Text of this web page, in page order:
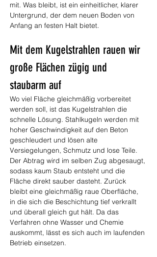
mit. Was bleibt, ist ein einheitlicher, klarer
Untergrund, der dem neuen Boden von
Anfang an festen Halt bietet.
Mit dem Kugelstrahlen rauen wir
große Flächen zügig und
staubarm auf
Wo viel Fläche gleichmäßig vorbereitet
werden soll, ist das Kugelstrahlen die
schnelle Lösung. Stahlkugeln werden mit
hoher Geschwindigkeit auf den Beton
geschleudert und lösen alte
Versiegelungen, Schmutz und lose Teile.
Der Abtrag wird im selben Zug abgesaugt,
sodass kaum Staub entsteht und die
Fläche direkt sauber dasteht. Zurück
bleibt eine gleichmäßig raue Oberfläche,
in die sich die Beschichtung tief verkrallt
und überall gleich gut hält. Da das
Verfahren ohne Wasser und Chemie
auskommt, lässt es sich auch im laufenden
Betrieb einsetzen.